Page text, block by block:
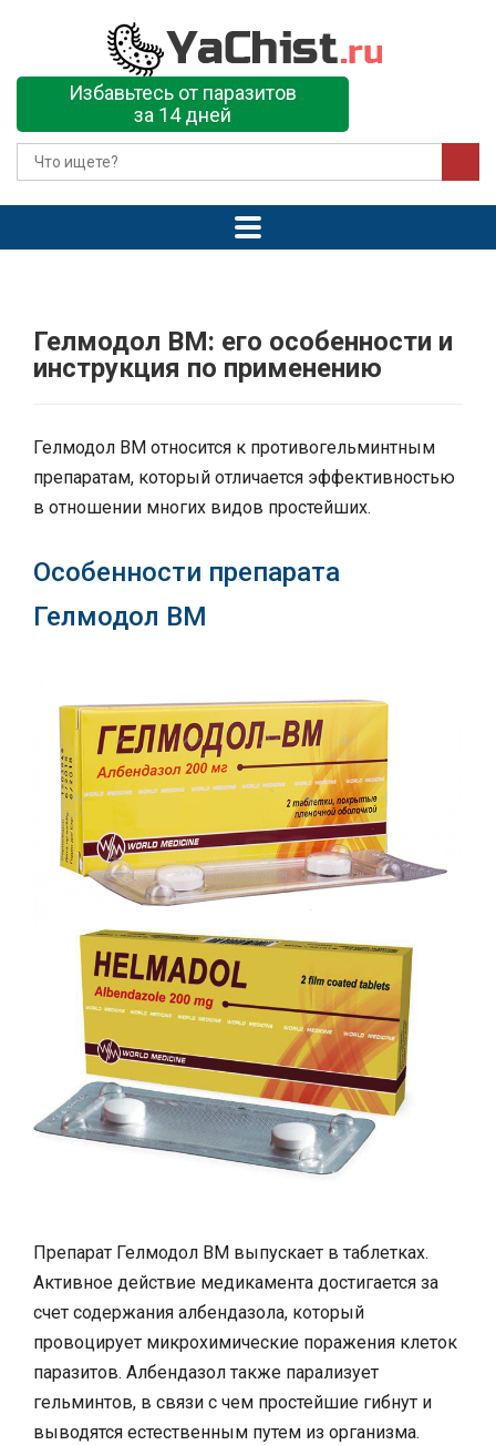
Избавьтесь от паразитов
за 14 дней
Гелмодол ВМ: его особенности и
инструкция по применению
Гелмодол ВМ относится к противогельминтным
препаратам, который отличается эффективностью
в отношении многих видов простейших.
Особенности препарата
Гелмодол ВМ
Препарат Гелмодол ВМ выпускает в таблетках.
Активное действие медикамента достигается за
счет содержания албендазола, который
провоцирует микрохимические поражения клеток
паразитов. Албендазол также парализует
гельминтов, в связи с чем простейшие гибнут и
выводятся естественным путем из организма.